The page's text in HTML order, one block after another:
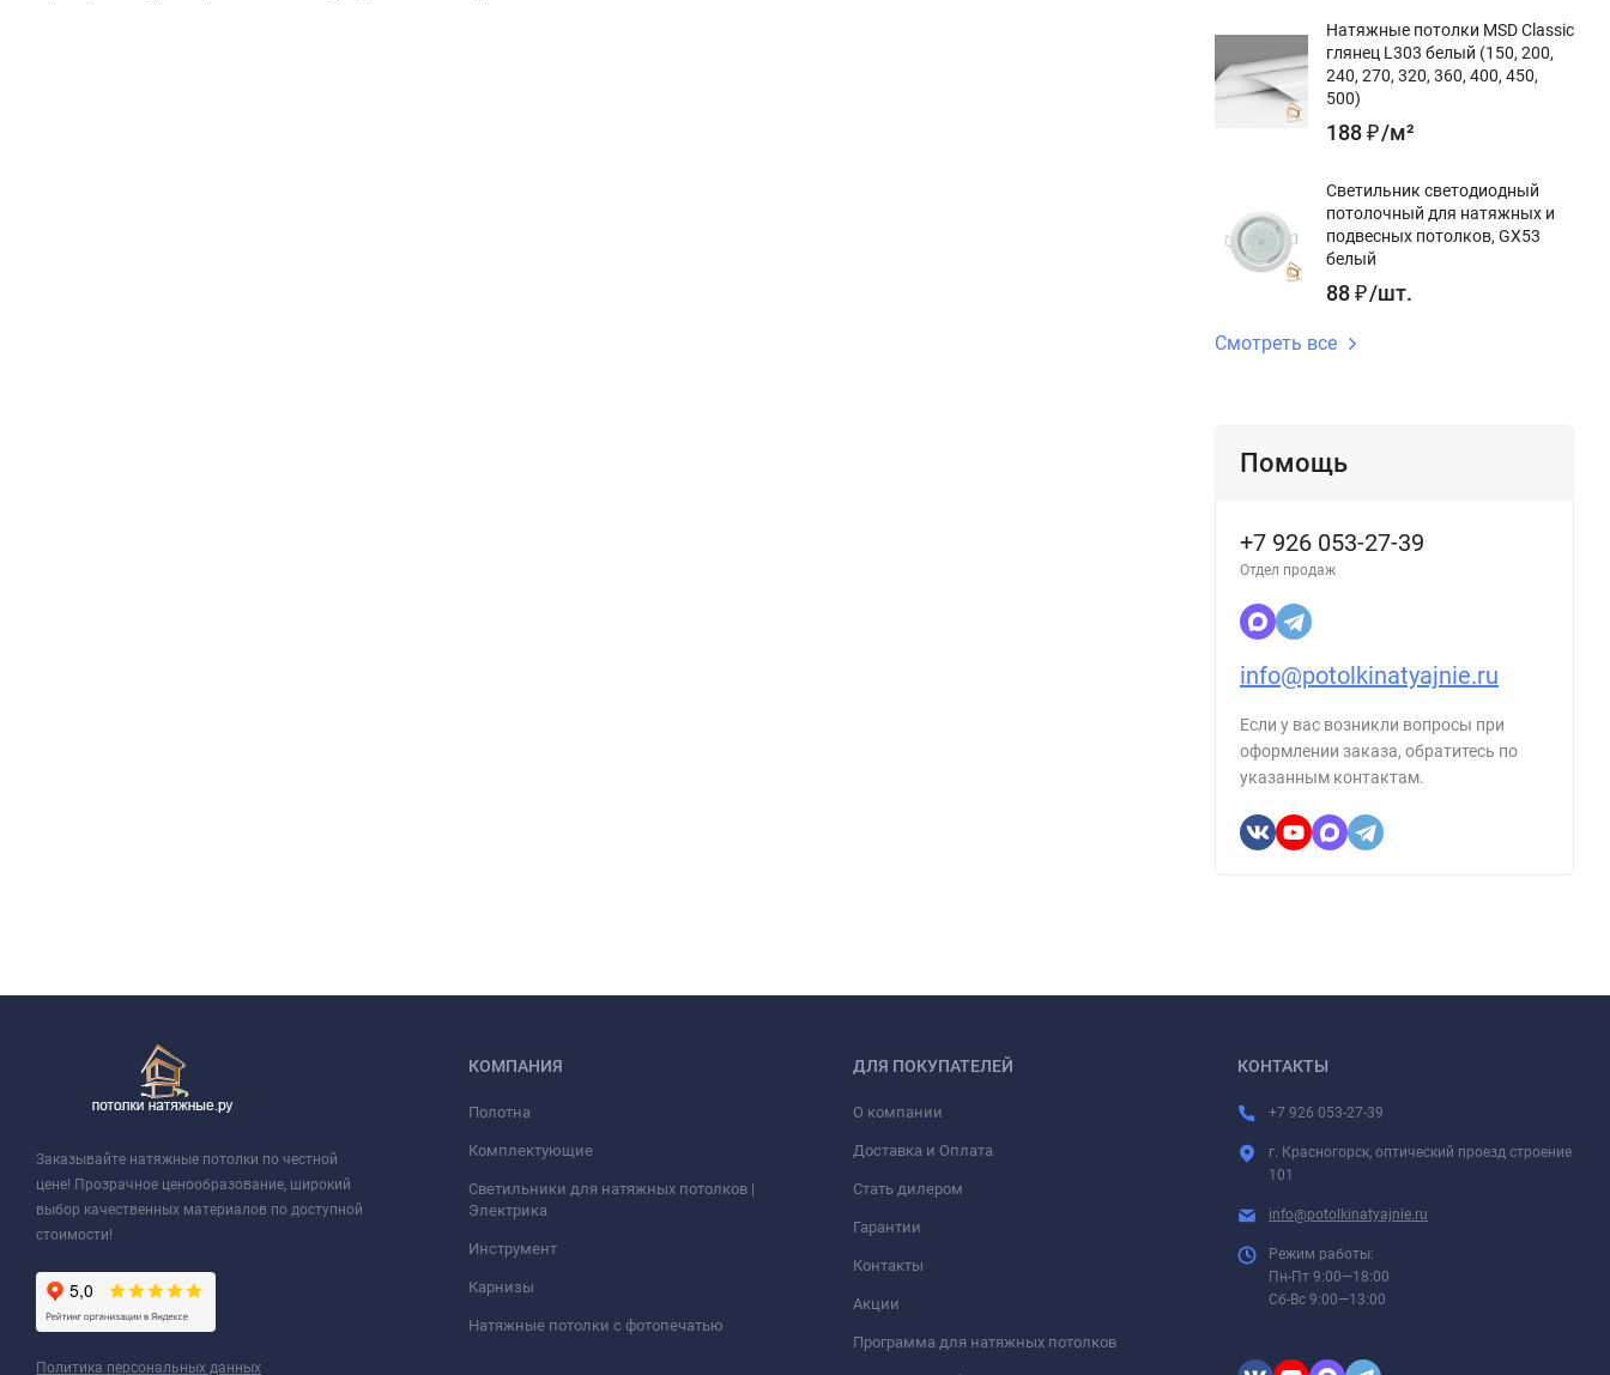
Натяжные потолки MSD Classic
глянец L303 белый (150, 200,
240, 270, 320, 360, 400, 450,
500)
188₽/м²
Светильник светодиодный
потолочный для натяжных и
подвесных потолков, GX53
белый
88₽/шт.
Смотреть все
Помощь
+7 926 053-27-39
Отдел продаж
info@potolkinatyajnie.ru
Если у вас возникли вопросы при
оформлении заказа, обратитесь по
указанным контактам.
Заказывайте натяжные потолки по честной
цене! Прозрачное ценообразование, широкий
выбор качественных материалов по доступной
стоимости!
Политика персональных данных
КОМПАНИЯ
Полотна
Комплектующие
Светильники для натяжных потолков |
Электрика
Инструмент
Карнизы
Натяжные потолки с фотопечатью
ДЛЯ ПОКУПАТЕЛЕЙ
О компании
Доставка и Оплата
Стать дилером
Гарантии
Контакты
Акции
Программа для натяжных потолков
КОНТАКТЫ
+7 926 053-27-39
г. Красногорск, оптический проезд строение
101
info@potolkinatyajnie.ru
Режим работы:
Пн-Пт 9:00—18:00
Сб-Вс 9:00—13:00